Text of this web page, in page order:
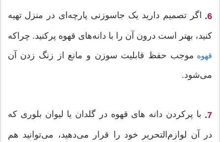
6. اگر تصمیم دارید یک جاسوزنی پارچه‌ای در منزل تهیه
کنید، بهتر است درون آن را با دانه‌های قهوه پرکنید. چراکه
قهوه موجب حفظ قابلیت سوزن و مانع از زنگ زدن آن
می‌شود.
7. با پرکردن دانه های قهوه در گلدان یا لیوان بلوری که
در آن لوازم‌التحریر خود را قرار می‌دهید، می‌توانید هم